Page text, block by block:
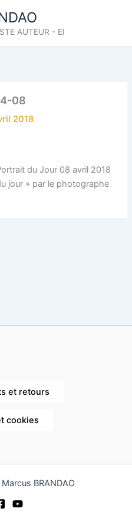
AUTEUR - EI
08
2018
du Jour 08 avril 2018
jour » par le photographe
et retours
cookies
BRANDAO